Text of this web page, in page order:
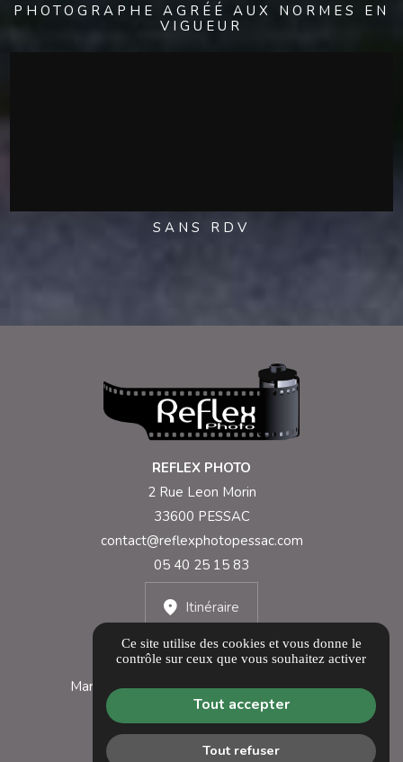
PHOTOGRAPHE AGRÉÉ AUX NORMES EN
VIGUEUR
SANS RDV
REFLEX PHOTO
2 Rue Leon Morin
33600 PESSAC
contact@reflexphotopessac.com
05 40 25 15 83
Itinéraire
Lundi 10h-12h30 et 14h30-19h
Mardi au vendredi 9h-12h30 et 14h30-19h
Samedi 9h30-12h30 et 14h30-18h
Ce site utilise des cookies et vous donne le
contrôle sur ceux que vous souhaitez activer
Tout accepter
Tout refuser